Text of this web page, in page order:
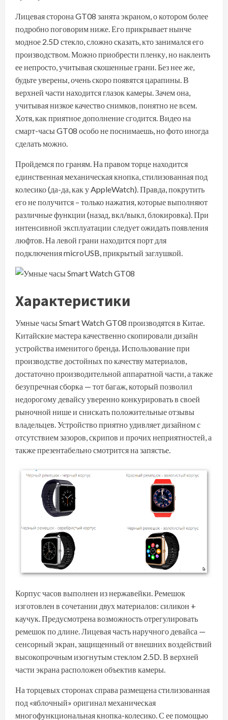
Лицевая сторона GT08 занята экраном, о котором более
подробно поговорим ниже. Его прикрывает нынче
модное 2.5D стекло, сложно сказать, кто занимался его
производством. Можно приобрести пленку, но наклеить
ее непросто, учитывая скошенные грани. Без нее же,
будьте уверены, очень скоро появятся царапины. В
верхней части находится глазок камеры. Зачем она,
учитывая низкое качество снимков, понятно не всем.
Хотя, как приятное дополнение сгодится. Видео на
смарт-часы GT08 особо не поснимаешь, но фото иногда
сделать можно.
Пройдемся по граням. На правом торце находится
единственная механическая кнопка, стилизованная под
колесико (да-да, как у AppleWatch). Правда, покрутить
его не получится – только нажатия, которые выполняют
различные функции (назад, вкл/выкл, блокировка). При
интенсивной эксплуатации следует ожидать появления
люфтов. На левой грани находится порт для
подключения microUSB, прикрытый заглушкой.
Характеристики
Умные часы Smart Watch GT08 производятся в Китае.
Китайские мастера качественно скопировали дизайн
устройства именитого бренда. Использование при
производстве достойных по качеству материалов,
достаточно производительной аппаратной части, а также
безупречная сборка — тот багаж, который позволил
недорогому девайсу уверенно конкурировать в своей
рыночной нише и снискать положительные отзывы
владельцев. Устройство приятно удивляет дизайном с
отсутствием зазоров, скрипов и прочих неприятностей, а
также презентабельно смотрится на запястье.
Корпус часов выполнен из нержавейки. Ремешок
изготовлен в сочетании двух материалов: силикон +
каучук. Предусмотрена возможность отрегулировать
ремешок по длине. Лицевая часть наручного девайса —
сенсорный экран, защищенный от внешних воздействий
высокопрочным изогнутым стеклом 2.5D. В верхней
части экрана расположен объектив камеры.
На торцевых сторонах справа размещена стилизованная
под «яблочный» оригинал механическая
многофункциональная кнопка-колесико. С ее помощью